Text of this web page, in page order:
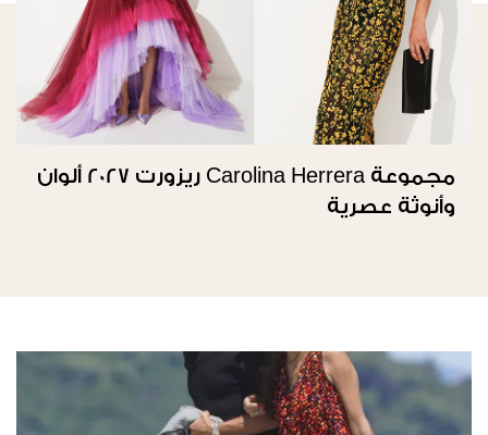
مجموعة Carolina Herrera ريزورت 2027 ألوان
وأنوثة عصرية